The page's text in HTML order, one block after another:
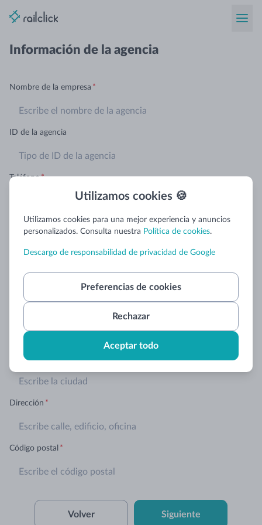
Información de la agencia
Nombre de la empresa *
ID de la agencia
Teléfono*
número de NIF*

Ciudad
Dirección *
Código postal *
Volver Siguiente
Utilizamos cookies 🍪
Utilizamos cookies para una mejor experiencia y anuncios
personalizados. Consulta nuestra Política de cookies.
Descargo de responsabilidad de privacidad de Google
Preferencias de cookies
Rechazar
Aceptar todo